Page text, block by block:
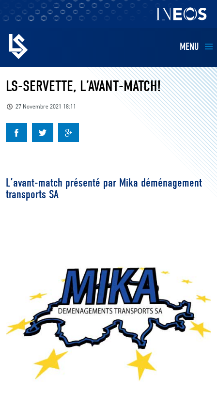
MENU
EQUIPES
BILLETTERIE
FANS
BUSINESS
L’APP DU LS
LS ACADEMY CAMPS
MATCH DES CELEBRITES
LS-SERVETTE, L’AVANT-MATCH!
27 Novembre 2021 18:11
L’avant-match présenté par Mika déménagement
transports SA